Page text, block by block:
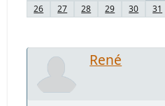
26
27 28 29 30 31
René